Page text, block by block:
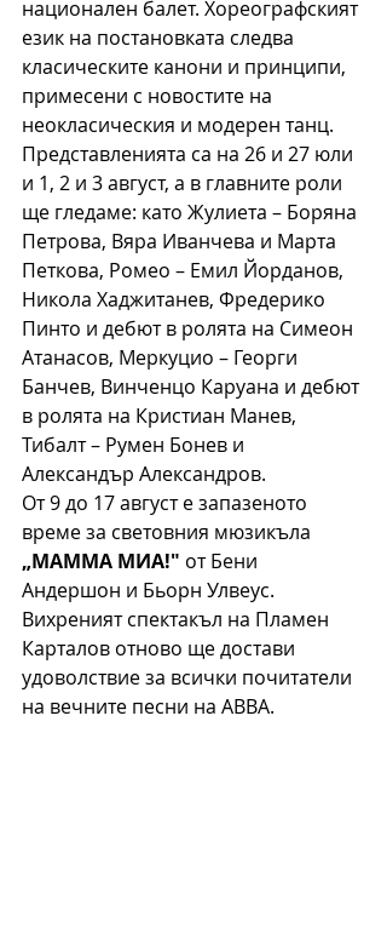
национален балет. Хореографският
език на постановката следва
класическите канони и принципи,
примесени с новостите на
неокласическия и модерен танц.
Представленията са на 26 и 27 юли
и 1, 2 и 3 август, а в главните роли
ще гледаме: като Жулиета – Боряна
Петрова, Вяра Иванчева и Марта
Петкова, Ромео – Емил Йорданов,
Никола Хаджитанев, Фредерико
Пинто и дебют в ролята на Симеон
Атанасов, Меркуцио – Георги
Банчев, Винченцо Каруана и дебют
в ролята на Кристиан Манев,
Тибалт – Румен Бонев и
Александър Александров.
От 9 до 17 август е запазеното
време за световния мюзикъла
„МАММА МИА!" от Бени
Андершон и Бьорн Улвеус.
Вихреният спектакъл на Пламен
Карталов отново ще достави
удоволствие за всички почитатели
на вечните песни на ABBA.